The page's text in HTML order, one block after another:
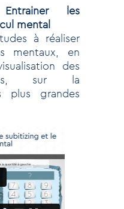
les
mental
à réaliser
mentaux, en
des
sur la
plus grandes